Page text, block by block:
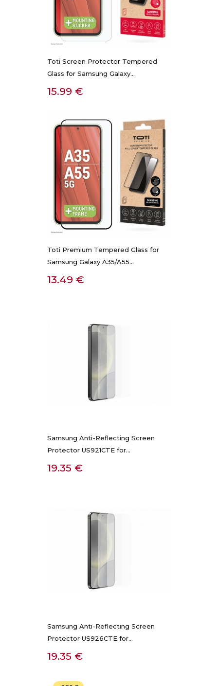
Toti Screen Protector Tempered
Glass for Samsung Galaxy...
Kaina
15.99 €
Toti Premium Tempered Glass for
Samsung Galaxy A35/A55...
Kaina
13.49 €
Samsung Anti-Reflecting Screen
Protector US921CTE for...
Kaina
19.35 €
Samsung Anti-Reflecting Screen
Protector US926CTE for...
Kaina
19.35 €